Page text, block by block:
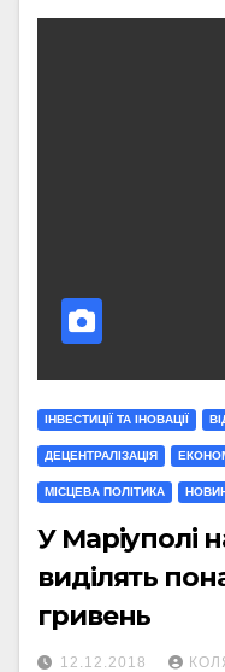
ІНВЕСТИЦІЇ ТА ІНОВАЦІЇ
ДЕЦЕНТРАЛІЗАЦІЯ
МIСЦЕВА ПОЛIТИКА
У Маріуполі
виділять
гривень
12.12.2018